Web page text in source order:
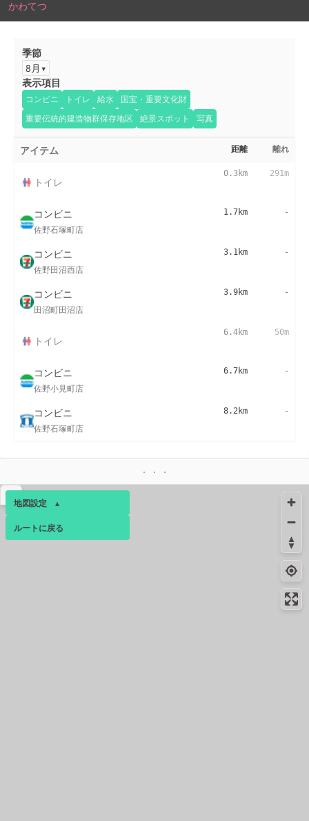
かわてつ
季節
8月
表示項目
コンビニ トイレ 給水
国宝・重要文化財
重要伝統的建造物群保存地区
絶景スポット 写真
アイテム 距離 離れ
トイレ
0.3km 291m
コンビニ
佐野石塚町店
1.7km -
コンビニ
佐野田沼西店
3.1km -
コンビニ
田沼町田沼店
3.9km -
トイレ
6.4km 50m
コンビニ
佐野小見町店
6.7km -
コンビニ
佐野石塚町店
8.2km -
地図設定 ▴
ベース ▴
ルートに戻る